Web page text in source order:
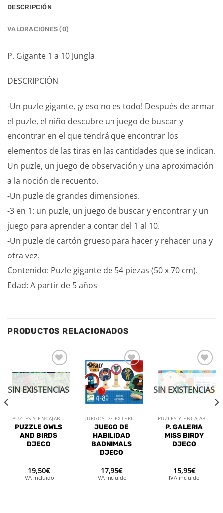
DESCRIPCIÓN
VALORACIONES (0)
P. Gigante 1 a 10 Jungla
DESCRIPCIÓN
-Un puzle gigante, ¡y eso no es todo! Después de armar
el puzle, el niño descubre un juego de buscar y
encontrar en el que tendrá que encontrar los
elementos de las tiras en las cantidades que se indican.
Un puzle, un juego de observación y una aproximación
a la noción de recuento.
-Un puzle de grandes dimensiones.
-3 en 1: un puzle, un juego de buscar y encontrar y un
juego para aprender a contar del 1 al 10.
-Un puzle de cartón grueso para hacer y rehacer una y
otra vez.
Contenido: Puzle gigante de 54 piezas (50 x 70 cm).
Edad: A partir de 5 años
PRODUCTOS RELACIONADOS
Añadir
a la
lista de
deseos
SIN EXISTENCIAS
PUZLES Y ENCAJABLES
PUZZLE OWLS
AND BIRDS
DJECO
19,50€
IVA incluido
Añadir
a la
lista de
deseos
JUEGOS DE EXTERIOR
JUEGO DE
HABILIDAD
BADNIMALS
DJECO
17,95€
IVA incluido
Añadir
a la
lista de
deseos
SIN EXISTENCIAS
PUZLES Y ENCAJABLES
P. GALERIA
MISS BIRDY
DJECO
15,95€
IVA incluido